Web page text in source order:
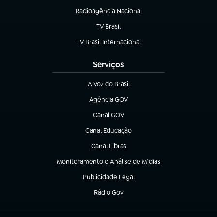
Radioagência Nacional
(abre em nova aba)
TV Brasil
(abre em nova aba)
TV Brasil Internacional
(abre em nova aba)
Serviços
A Voz do Brasil
(abre em nova aba)
Agência GOV
(abre em nova aba)
Canal GOV
(abre em nova aba)
Canal Educação
(abre em nova aba)
Canal Libras
(abre em nova aba)
Monitoramento e Análise de Mídias
(abre em nova aba)
Publicidade Legal
(abre em nova aba)
Rádio Gov
(abre em nova aba)